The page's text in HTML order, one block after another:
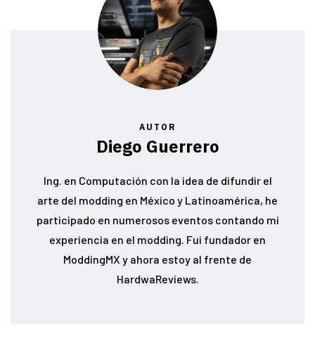
AUTOR
Diego Guerrero
Ing. en Computación con la idea de difundir el
arte del modding en México y Latinoamérica, he
participado en numerosos eventos contando mi
experiencia en el modding. Fui fundador en
ModdingMX y ahora estoy al frente de
HardwaReviews.